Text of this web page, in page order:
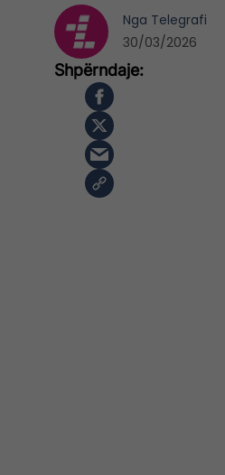
Nga Telegrafi
30/03/2026